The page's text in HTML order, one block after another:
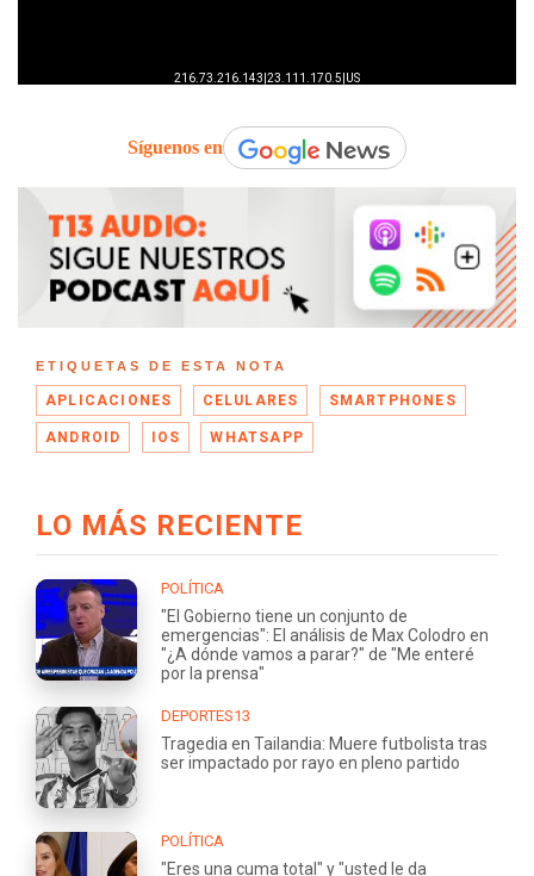
Síguenos en
ETIQUETAS DE ESTA NOTA
APLICACIONES CELULARES SMARTPHONES
ANDROID IOS WHATSAPP
LO MÁS RECIENTE
POLÍTICA
"El Gobierno tiene un conjunto de
emergencias": El análisis de Max Colodro en
"¿A dónde vamos a parar?" de "Me enteré
por la prensa"
DEPORTES13
Tragedia en Tailandia: Muere futbolista tras
ser impactado por rayo en pleno partido
POLÍTICA
"Eres una cuma total" y "usted le da